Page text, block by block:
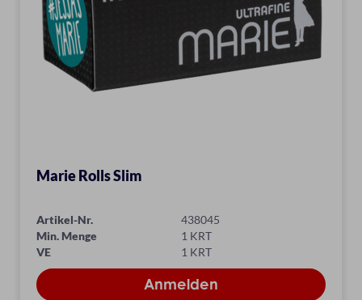
Marie Rolls Slim
Artikel-Nr.
438045
Min. Menge
1 KRT
VE
1 KRT